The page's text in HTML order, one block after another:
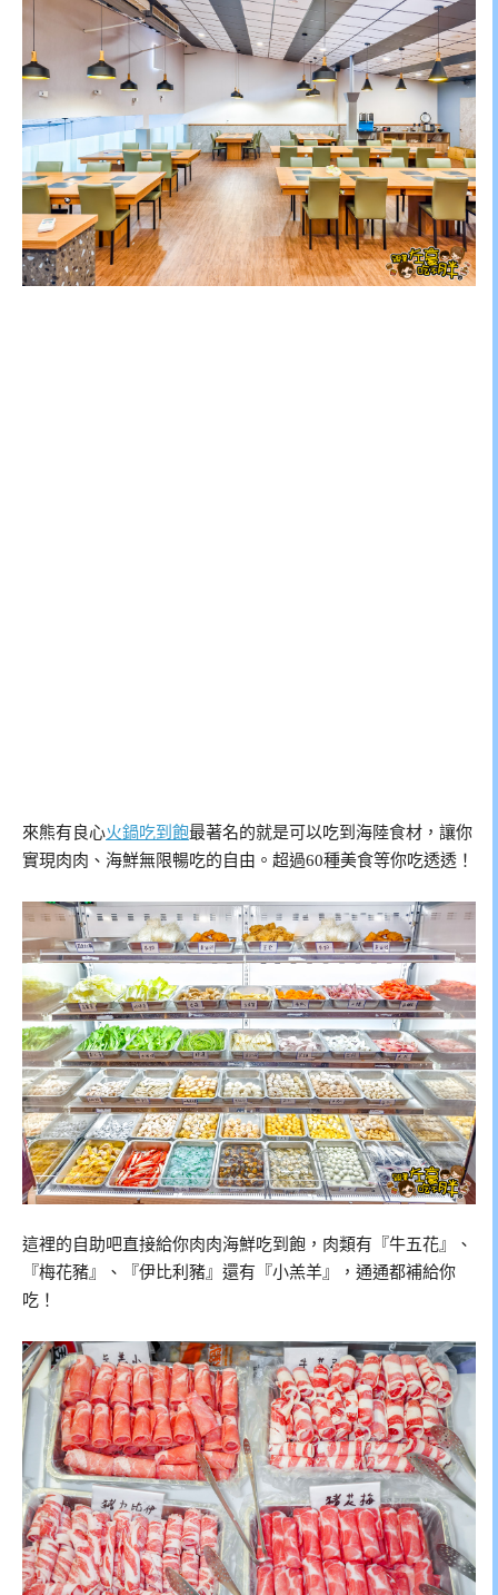
來熊有良心火鍋吃到飽最著名的就是可以吃到海陸食材，讓你
實現肉肉、海鮮無限暢吃的自由。超過60種美食等你吃透透！
這裡的自助吧直接給你肉肉海鮮吃到飽，肉類有『牛五花』、
『梅花豬』、『伊比利豬』還有『小羔羊』，通通都補給你
吃！